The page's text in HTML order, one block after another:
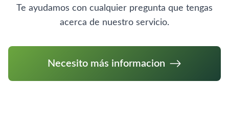
Te ayudamos con cualquier pregunta que tengas
acerca de nuestro servicio.
Necesito más informacion